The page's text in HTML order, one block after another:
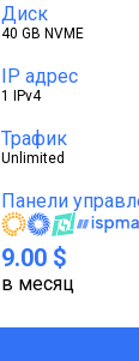
Диск
40 GB NVME
IP адрес
1 IPv4
Трафик
Unlimited
Панели
9.00 $
в месяц